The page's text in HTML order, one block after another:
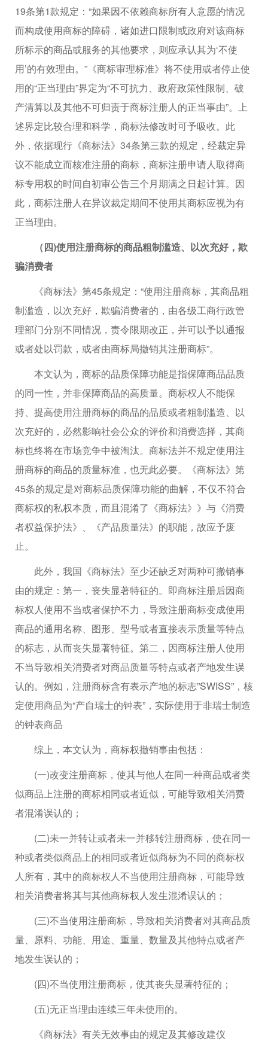
19条第1款规定：“如果因不依赖商标所有人意愿的情况
而构成使用商标的障碍，诸如进口限制或政府对该商标
所标示的商品或服务的其他要求，则应承认其为‘不使
用’的有效理由。”《商标审理标准》将不使用或者停止使
用的“正当理由”界定为“不可抗力、政府政策性限制、破
产清算以及其他不可归责于商标注册人的正当事由”。上
述界定比较合理和科学，商标法修改时可予吸收。此
外，依据现行《商标法》34条第三款的规定，经裁定异
议不能成立而核准注册的商标，商标注册申请人取得商
标专用权的时间自初审公告三个月期满之日起计算。因
此，商标注册人在异议裁定期间不使用其商标应视为有
正当理由。
（四)使用注册商标的商品粗制滥造、以次充好，欺
骗消费者
《商标法》第45条规定：“使用注册商标，其商品粗
制滥造，以次充好，欺骗消费者的，由各级工商行政管
理部门分别不同情况，责令限期改正，并可以予以通报
或者处以罚款，或者由商标局撤销其注册商标”。
本文认为，商标的品质保障功能是指保障商品品质
的同一性，并非保障商品的高质量。商标权人不能保
持、提高使用注册商标的商品的品质或者粗制滥造、以
次充好的，必然影响社会公众的评价和消费选择，其商
标也终将在市场竞争中被淘汰。商标法并不规定使用注
册商标的商品的质量标准，也无此必要。《商标法》第
45条的规定是对商标品质保障功能的曲解，不仅不符合
商标权的私权本质，而且混淆了《商标法》》与《消费
者权益保护法》、《产品质量法》的职能，故应予废
止。
此外，我国《商标法》至少还缺乏对两种可撤销事
由的规定：第一，丧失显著特征的。即商标注册后因商
标权人使用不当或者保护不力，导致注册商标变成使用
商品的通用名称、图形、型号或者直接表示质量等特点
的标志，从而丧失显著特征。第二，因商标注册人使用
不当导致相关消费者对商品质量等特点或者产地发生误
认的。例如，注册商标含有表示产地的标志”SWISS”，核
定使用商品为“产自瑞士的钟表”，实际使用于非瑞士制造
的钟表商品
综上，本文认为，商标权撤销事由包括：
(一)改变注册商标，使其与他人在同一种商品或者类
似商品上注册的商标相同或者近似，可能导致相关消费
者混淆误认的；
(二)未一并转让或者未一并移转注册商标，使在同一
种或者类似商品上的相同或者近似商标为不同的商标权
人所有，其中的商标权人不当使用注册商标，可能导致
相关消费者将其与其他商标权人发生混淆误认的；
(三)不当使用注册商标，导致相关消费者对其商品质
量、原料、功能、用途、重量、数量及其他特点或者产
地发生误认的；
(四)不当使用注册商标，使其丧失显著特征的；
(五)无正当理由连续三年未使用的。
《商标法》有关无效事由的规定及其修改建仪